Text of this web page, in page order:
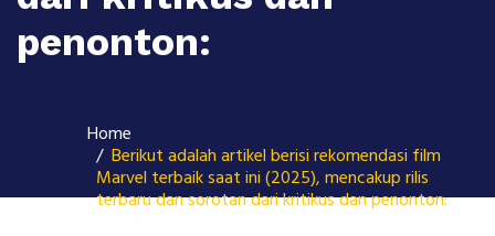
penonton:
Home
Berikut adalah artikel berisi rekomendasi film
Marvel terbaik saat ini (2025), mencakup rilis
terbaru dan sorotan dari kritikus dan penonton: